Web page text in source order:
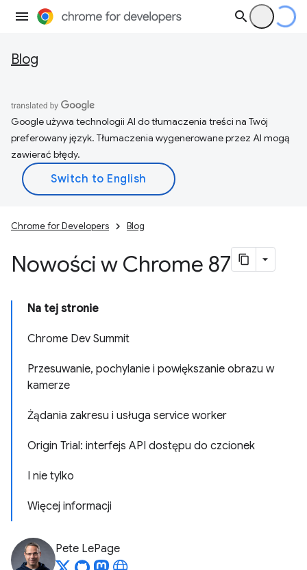
Blog
Google używa technologii AI do tłumaczenia treści na Twój
preferowany język. Tłumaczenia wygenerowane przez AI mogą
zawierać błędy.
Chrome for Developers Blog
Nowości w Chrome 87
Na tej stronie
Chrome Dev Summit
Przesuwanie, pochylanie i powiększanie obrazu w
kamerze
Żądania zakresu i usługa service worker
Origin Trial: interfejs API dostępu do czcionek
I nie tylko
Więcej informacji
Pete LePage